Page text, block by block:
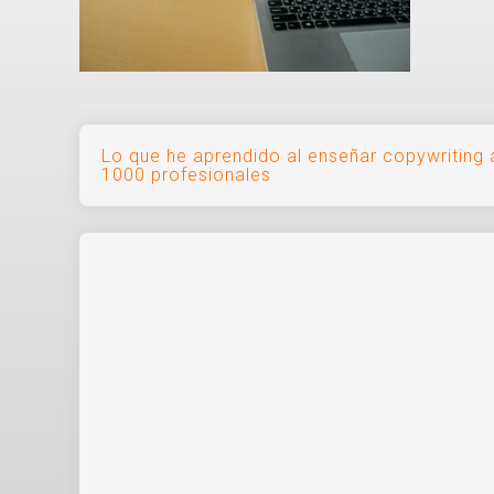
Navegación
de
entradas
Lo que he aprendido al enseñar copywriting
1000 profesionales